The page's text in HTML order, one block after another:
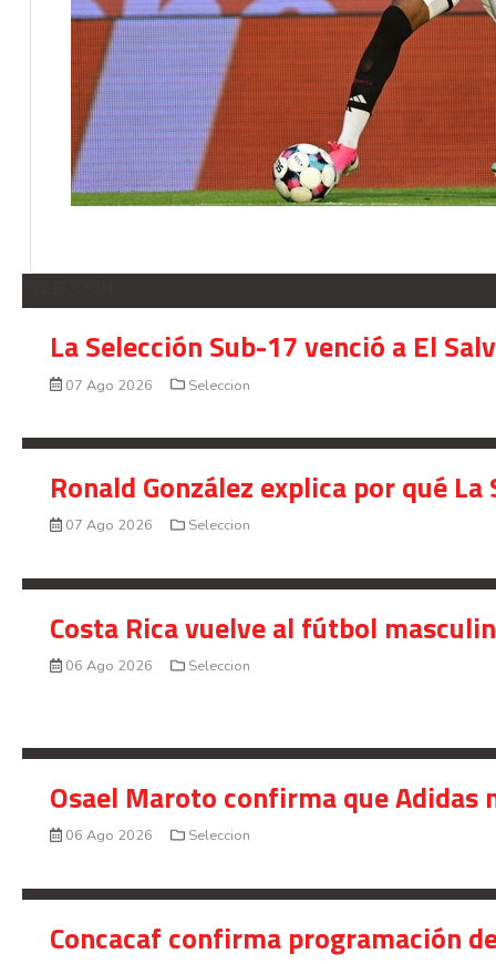
La Selección Sub-17 venció a El
07 Ago 2026 Seleccion
Ronald González explica por qué
07 Ago 2026 Seleccion
Costa Rica vuelve al fútbol
06 Ago 2026 Seleccion
Osael Maroto confirma que Adidas
06 Ago 2026 Seleccion
Concacaf confirma programación